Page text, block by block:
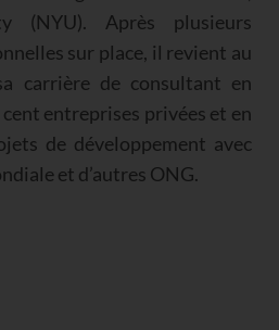
(NYU). Après plusieurs
sur place, il revient au
carrière de consultant en
entreprises privées et en
de développement avec
et d’autres ONG.